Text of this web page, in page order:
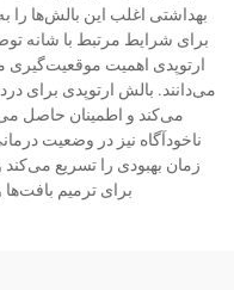
بهداشتی اغلب این بالش‌ها را
برای شرایط مرتبط با شانه
ارتوپدی اهمیت موقعیت‌گیری
می‌دانند. بالش ارتوپدی برای
می‌کند و اطمینان حاصل
ناخودآگاه نیز در وضعیت
زمان بهبودی را تسریع
برای ترمیم